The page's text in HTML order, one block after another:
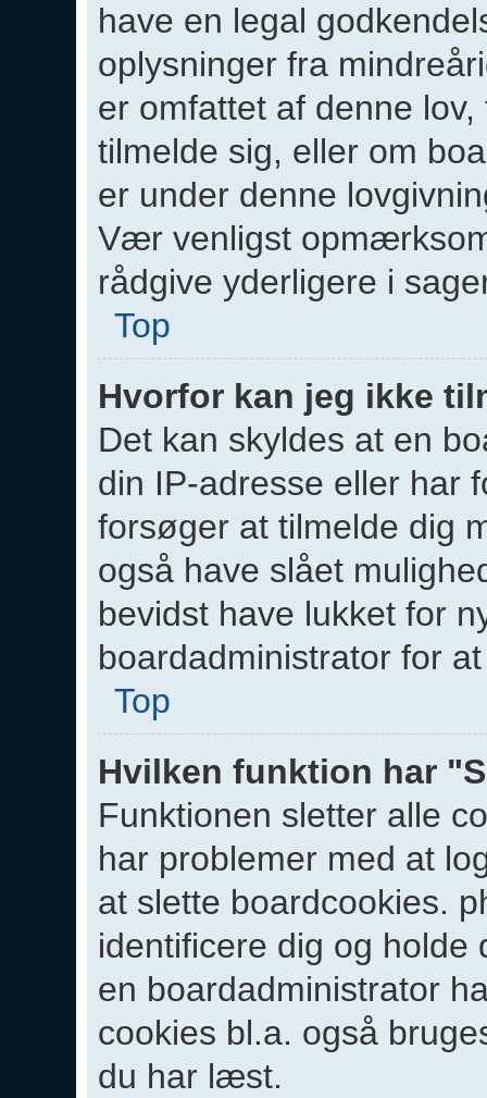
have en legal
oplysninger fra
er omfattet af denne
tilmelde sig, eller om
er under denne
Vær venligst
rådgive yderligere i
Top
Hvorfor kan jeg ikke
Det kan skyldes at en
din IP-adresse eller har
forsøger at tilmelde dig
også have slået
bevidst have lukket for
boardadministrator for
Top
Hvilken funktion har
Funktionen sletter alle
har problemer med at
at slette boardcookies.
identificere dig og holde
en boardadministrator
cookies bl.a. også
du har læst.